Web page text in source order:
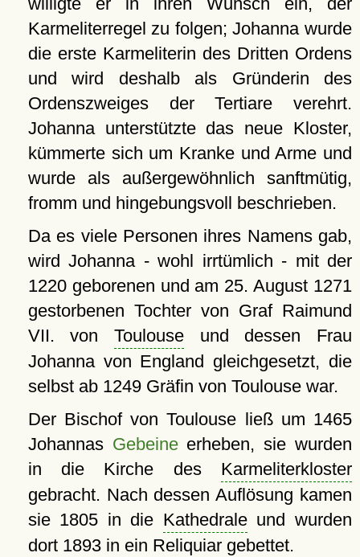
Karmeliterregel zu folgen; Johanna wurde
die erste Karmeliterin des Dritten Ordens
und wird deshalb als Gründerin des
Ordenszweiges der Tertiare verehrt.
Johanna unterstützte das neue Kloster,
kümmerte sich um Kranke und Arme und
wurde als außergewöhnlich sanftmütig,
fromm und hingebungsvoll beschrieben.
Da es viele Personen ihres Namens gab,
wird Johanna - wohl irrtümlich - mit der
1220 geborenen und am 25. August 1271
gestorbenen Tochter von Graf Raimund
VII. vonToulouse und dessen Frau
Johanna von England gleichgesetzt, die
selbst ab 1249 Gräfin von Toulouse war.
Der Bischof von Toulouse ließ um 1465
Johannas Gebeineerheben, sie wurden
in die Kirche des Karmeliterkloster
gebracht. Nach dessen Auflösung kamen
sie 1805 in die Kathedraleund wurden
dort 1893 in ein Reliquiar gebettet.